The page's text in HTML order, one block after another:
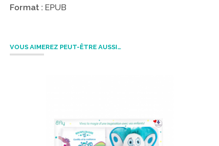
Format : EPUB
VOUS AIMEREZ PEUT-ÊTRE AUSSI…